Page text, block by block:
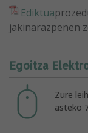
Ediktua
jakinarazpenen
Egoitza
Zure
asteko